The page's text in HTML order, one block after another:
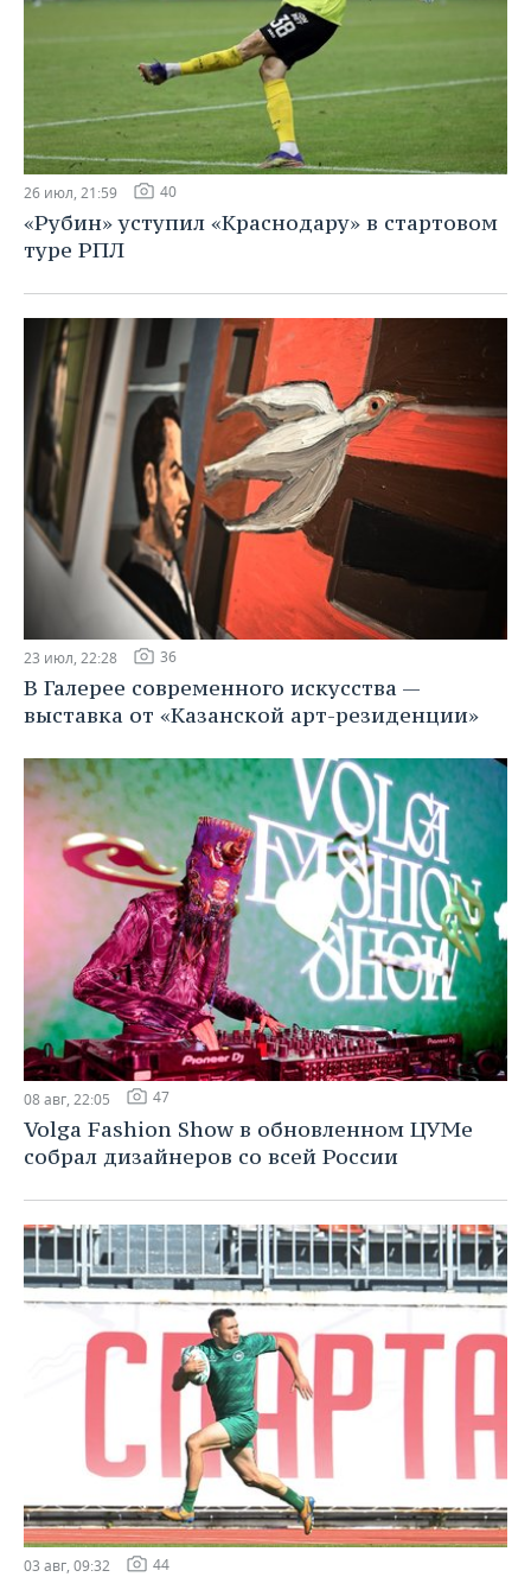
26 июл, 21:59 40
«Рубин» уступил «Краснодару» в стартовом
туре РПЛ
23 июл, 22:28 36
В Галерее современного искусства —
выставка от «Казанской арт-резиденции»
08 авг, 22:05 47
Volga Fashion Show в обновленном ЦУМе
собрал дизайнеров со всей России
03 авг, 09:32 44